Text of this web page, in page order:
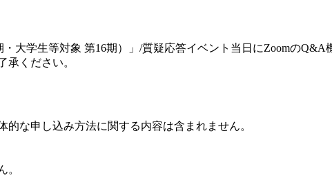
大学生等対象 第16期）」/質疑応答イベント当日にZoomのQ&A
ください。
な申し込み方法に関する内容は含まれません。
。